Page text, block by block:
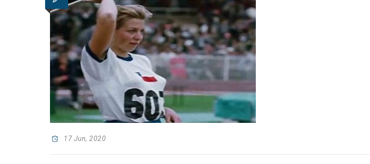
17 Jun, 2020